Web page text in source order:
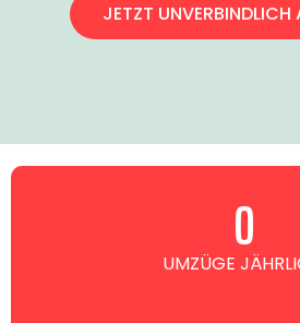
JETZT UNVERBINDLICH
UMZÜGE0